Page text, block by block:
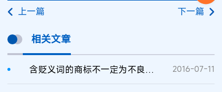
上一篇 下一篇
相关文章
含贬义词的商标不一定为不良影响商标 2016-07-11